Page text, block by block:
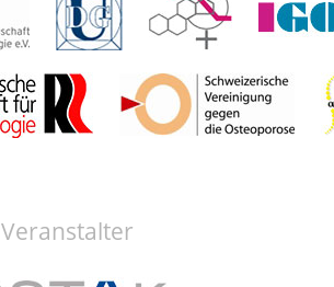
Veranstalter